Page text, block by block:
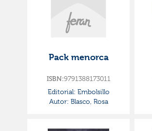
Pack menorca
ISBN:9791388173011
Editorial: Embolsillo
Autor: Blasco, Rosa